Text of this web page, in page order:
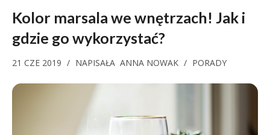
Kolor marsala we wnętrzach! Jak i
gdzie go wykorzystać?
21 CZE 2019 / NAPISAŁA ANNA NOWAK / PORADY